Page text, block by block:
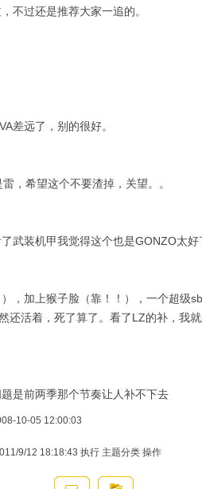
不过还是推荐大家一追的。
差远了，别的很好。
，希望这个不要渣掉，关望。。
武装机甲我觉得这个也是GONZO太好
，加上猴子脸（靠！！），一个超级
还活着，死了算了。看了LZ的补，我
是前两季那个节奏让人补不下去
10-05 12:00:03
9/12 18:18:43 执行 主题分类 操作